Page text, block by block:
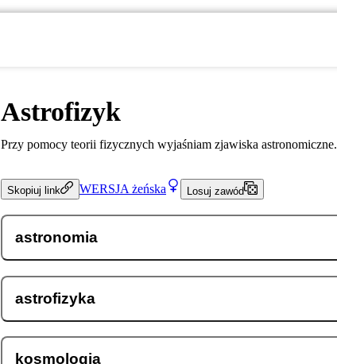
Astrofizyk
Przy pomocy teorii fizycznych wyjaśniam zjawiska astronomiczne.
Skopiuj link WERSJA żeńska Losuj zawód
astronomia
astrofizyka
kosmologia